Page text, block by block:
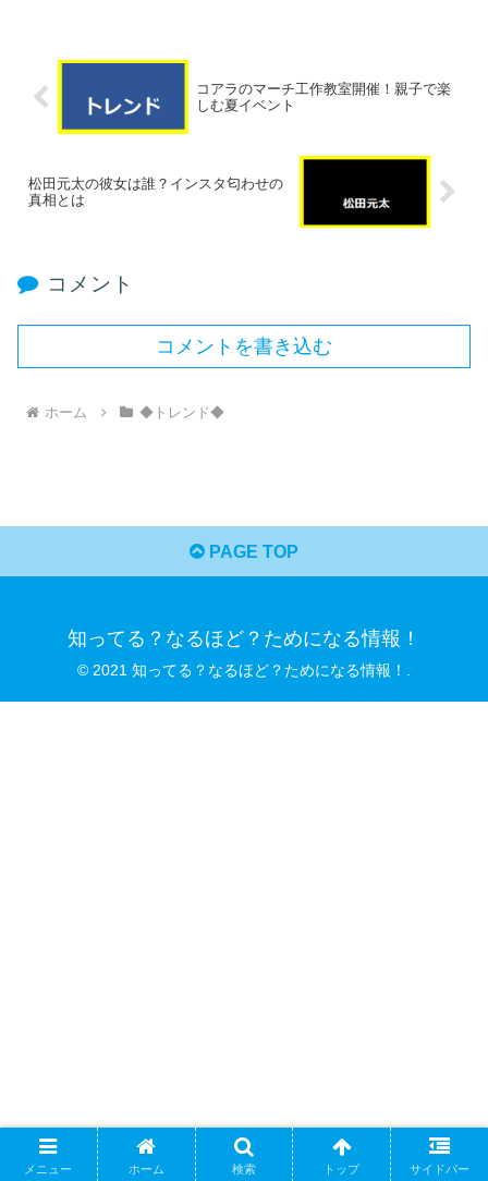
コアラのマーチ工作教室開催！親子で楽
しむ夏イベント
松田元太の彼女は誰？インスタ匂わせの
真相とは
コメント
コメントを書き込む
ホーム ◆トレンド◆
PAGE TOP
知ってる？なるほど？ためになる情報！
© 2021 知ってる？なるほど？ためになる情報！.
メニュー ホーム 検索 トップ サイドバー